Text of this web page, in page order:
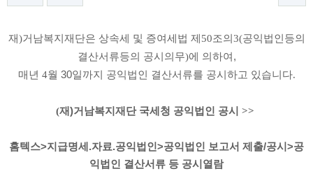
재)거남복지재단은 상속세 및 증여세법 제50조의3(공익법인등의
결산서류등의 공시의무)에 의하여,
​매년 4월 30일까지 공익법인 결산서류를 공시하고 있습니다.
(재)거남복지재단 국세청 공익법인 공시 >>
홈텍스>지급명세.자료.공익법인>공익법인 보고서 제출/공시>공
익법인 결산서류 등 공시열람